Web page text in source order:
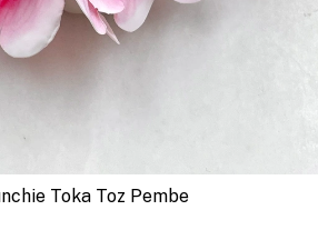
Toka Toz Pembe